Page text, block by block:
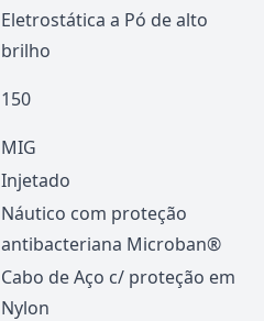
Eletrostática a Pó de alto
brilho
150
MIG
Injetado
Náutico com proteção
antibacteriana Microban®
Cabo de Aço c/ proteção em
Nylon